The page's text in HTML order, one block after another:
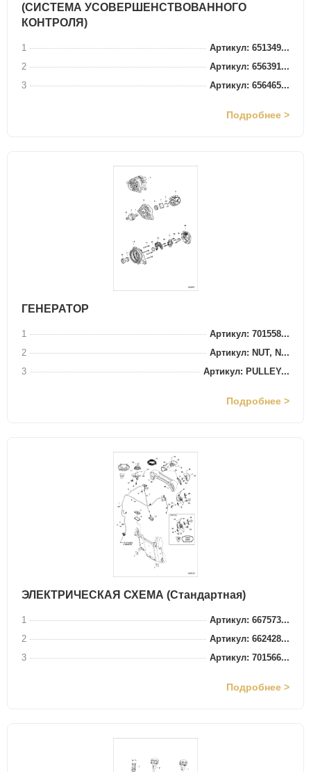
(СИСТЕМА УСОВЕРШЕНСТВОВАННОГО
КОНТРОЛЯ)
1
Артикул: 651349...
2
Артикул: 656391...
3
Артикул: 656465...
Подробнее >
ГЕНЕРАТОР
1
Артикул: 701558...
2
Артикул: NUT, N...
3
Артикул: PULLEY...
Подробнее >
ЭЛЕКТРИЧЕСКАЯ СХЕМА (Стандартная)
1
Артикул: 667573...
2
Артикул: 662428...
3
Артикул: 701566...
Подробнее >